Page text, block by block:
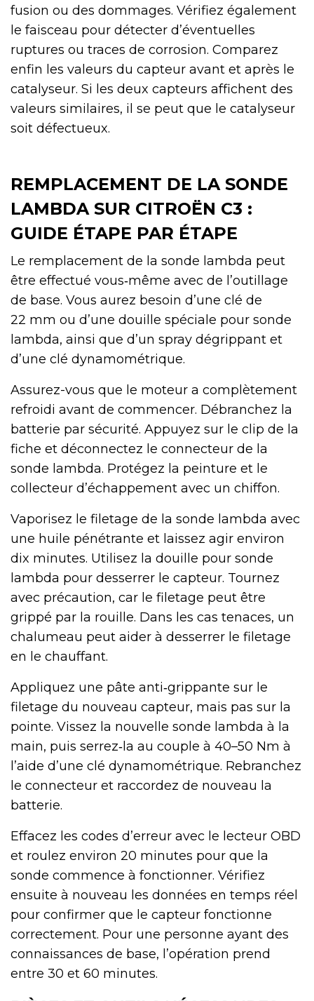
fusion ou des dommages. Vérifiez également
le faisceau pour détecter d’éventuelles
ruptures ou traces de corrosion. Comparez
enfin les valeurs du capteur avant et après le
catalyseur. Si les deux capteurs affichent des
valeurs similaires, il se peut que le catalyseur
soit défectueux.
REMPLACEMENT DE LA SONDE
LAMBDA SUR CITROËN C3 :
GUIDE ÉTAPE PAR ÉTAPE
Le remplacement de la sonde lambda peut
être effectué vous‑même avec de l’outillage
de base. Vous aurez besoin d’une clé de
22 mm ou d’une douille spéciale pour sonde
lambda, ainsi que d’un spray dégrippant et
d’une clé dynamométrique.
Assurez-vous que le moteur a complètement
refroidi avant de commencer. Débranchez la
batterie par sécurité. Appuyez sur le clip de la
fiche et déconnectez le connecteur de la
sonde lambda. Protégez la peinture et le
collecteur d’échappement avec un chiffon.
Vaporisez le filetage de la sonde lambda avec
une huile pénétrante et laissez agir environ
dix minutes. Utilisez la douille pour sonde
lambda pour desserrer le capteur. Tournez
avec précaution, car le filetage peut être
grippé par la rouille. Dans les cas tenaces, un
chalumeau peut aider à desserrer le filetage
en le chauffant.
Appliquez une pâte anti‑grippante sur le
filetage du nouveau capteur, mais pas sur la
pointe. Vissez la nouvelle sonde lambda à la
main, puis serrez‑la au couple à 40–50 Nm à
l’aide d’une clé dynamométrique. Rebranchez
le connecteur et raccordez de nouveau la
batterie.
Effacez les codes d’erreur avec le lecteur OBD
et roulez environ 20 minutes pour que la
sonde commence à fonctionner. Vérifiez
ensuite à nouveau les données en temps réel
pour confirmer que le capteur fonctionne
correctement. Pour une personne ayant des
connaissances de base, l’opération prend
entre 30 et 60 minutes.